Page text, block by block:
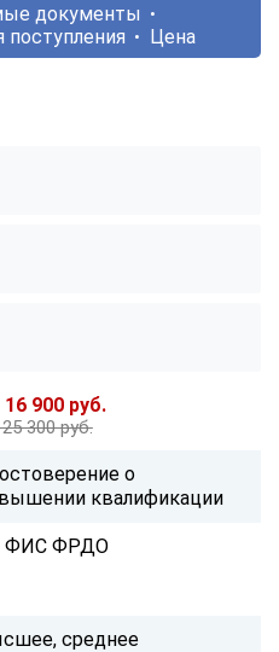
документы
поступления Цена
900 руб.
300 руб.
о
квалификации
ФИС ФРДО
среднее